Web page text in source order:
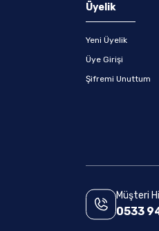
Üyelik
Yeni Üyelik
Üye Girişi
Şifremi Unuttum
Müşteri
0533